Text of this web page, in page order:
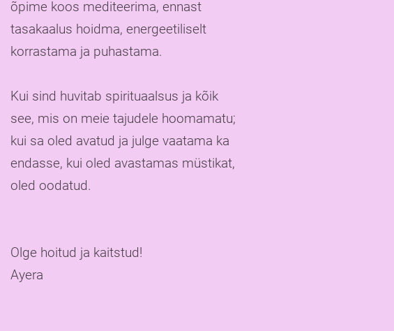
õpime koos mediteerima, ennast
tasakaalus hoidma, energeetiliselt
korrastama ja puhastama.
Kui sind huvitab spirituaalsus ja kõik
see, mis on meie tajudele hoomamatu;
kui sa oled avatud ja julge vaatama ka
endasse, kui oled avastamas müstikat,
oled oodatud.
Olge hoitud ja kaitstud!
Ayera